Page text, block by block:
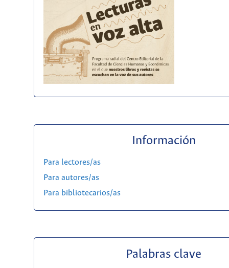
Información
Para lectores/as
Para autores/as
Para bibliotecarios/as
Palabras clave